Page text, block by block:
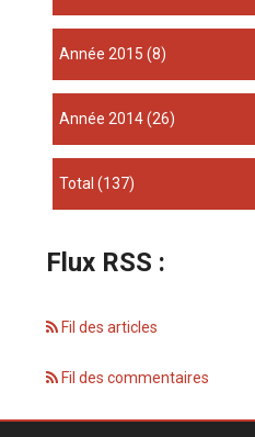
année 2015 (8)
année 2014(26)
total(137)
Flux RSS :
Fil des articles
Fil des commentaires